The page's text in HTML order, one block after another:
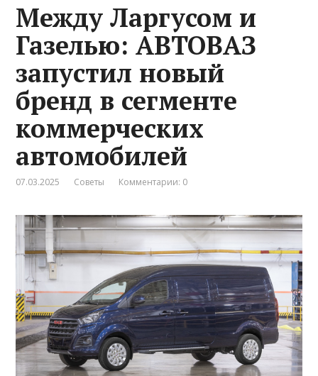
Между Ларгусом и
Газелью: АВТОВАЗ
запустил новый
бренд в сегменте
коммерческих
автомобилей
07.03.2025 Советы Комментарии: 0